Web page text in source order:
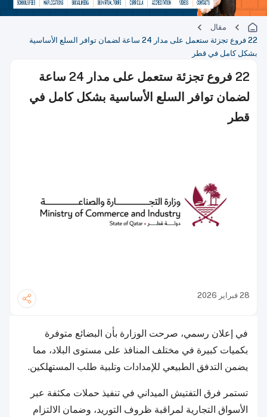
مقال
22 فروع تجزئة ستعمل على مدار 24 ساعة لضمان توافر السلع الأساسية
بشكل كامل في قطر
22 فروع تجزئة ستعمل على مدار 24 ساعة
لضمان توافر السلع الأساسية بشكل كامل في
قطر
28 فبراير 2026
في إعلان رسمي، صرحت الوزارة بأن البضائع متوفرة
بكميات كبيرة في مختلف المنافذ على مستوى البلاد، مما
يضمن التدفق الطبيعي للإمدادات وتلبية طلب المستهلكين.
تستمر فرق التفتيش الميداني في تنفيذ حملات مكثفة عبر
الأسواق التجارية لمراقبة ظروف التوريد، وضمان الالتزام